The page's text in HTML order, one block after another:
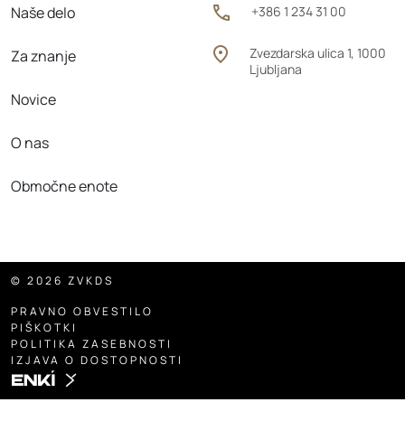
+386 1 234 31 00
Zvezdarska ulica 1, 1000
Ljubljana
Naše delo
Za znanje
Novice
O nas
Območne enote
© 2026 ZVKDS
PRAVNO OBVESTILO
PIŠKOTKI
POLITIKA ZASEBNOSTI
IZJAVA O DOSTOPNOSTI